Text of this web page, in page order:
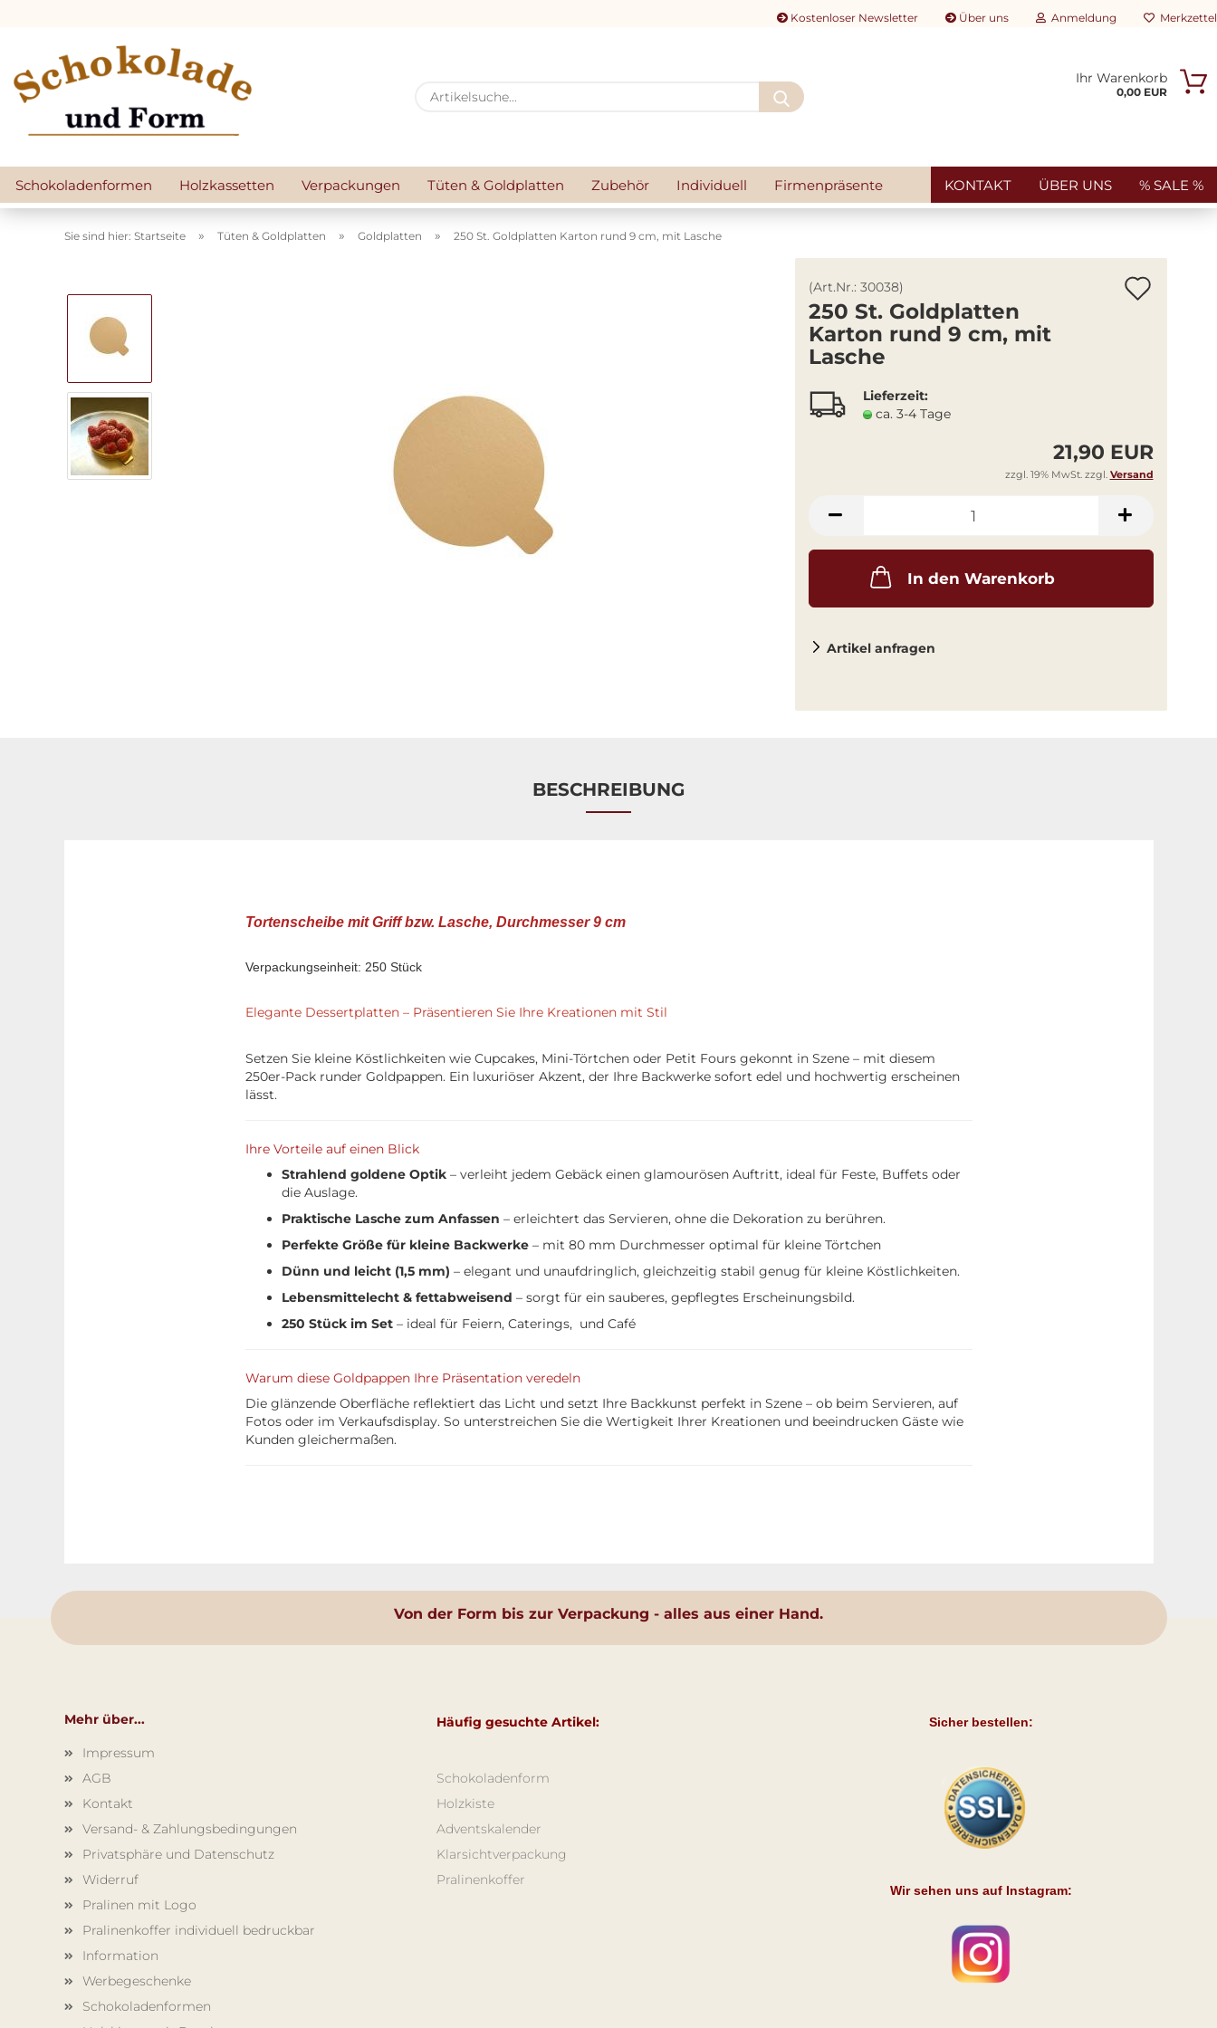
Kostenloser Newsletter Über uns Anmeldung
Passwort vergessen?
Merkzettel
Artikelsuche...
Ihr Warenkorb
0,00 EUR
Schokoladenformen Holzkassetten Verpackungen Tüten & Goldplatten Zubehör Individuell Firmenpräsente KONTAKT ÜBER UNS % SALE %
Sie sind hier: Startseite » Tüten & Goldplatten » Goldplatten » 250 St. Goldplatten Karton rund 9 cm, mit Lasche
(Art.Nr.: 30038)
250 St. Goldplatten
Karton rund 9 cm, mit
Lasche
Lieferzeit:
ca. 3-4 Tage
21,90 EUR
zzgl. 19% MwSt. zzgl. Versand
In den Warenkorb
Artikel anfragen
BESCHREIBUNG
Tortenscheibe mit Griff bzw. Lasche, Durchmesser 9 cm
Verpackungseinheit: 250 Stück
Elegante Dessertplatten – Präsentieren Sie Ihre Kreationen mit Stil
Setzen Sie kleine Köstlichkeiten wie Cupcakes, Mini-Törtchen oder Petit Fours gekonnt in Szene – mit diesem
250er-Pack runder Goldpappen. Ein luxuriöser Akzent, der Ihre Backwerke sofort edel und hochwertig erscheinen
lässt.
Ihre Vorteile auf einen Blick
Strahlend goldene Optik– verleiht jedem Gebäck einen glamourösen Auftritt, ideal für Feste, Buffets oder
die Auslage.
Praktische Lasche zum Anfassen – erleichtert das Servieren, ohne die Dekoration zu berühren.
Perfekte Größe für kleine Backwerke– mit 80 mm Durchmesser optimal für kleine Törtchen
Dünn und leicht (1,5 mm) – elegant und unaufdringlich, gleichzeitig stabil genug für kleine Köstlichkeiten.
Lebensmittelecht & fettabweisend – sorgt für ein sauberes, gepflegtes Erscheinungsbild.
250 Stück im Set– ideal für Feiern, Caterings, und Café
Warum diese Goldpappen Ihre Präsentation veredeln
Die glänzende Oberfläche reflektiert das Licht und setzt Ihre Backkunst perfekt in Szene – ob beim Servieren, auf
Fotos oder im Verkaufsdisplay. So unterstreichen Sie die Wertigkeit Ihrer Kreationen und beeindrucken Gäste wie
Kunden gleichermaßen.
Von der Form bis zur Verpackung - alles aus einer Hand.
Mehr über...
Impressum
AGB
Kontakt
Versand- & Zahlungsbedingungen
Privatsphäre und Datenschutz
Widerruf
Pralinen mit Logo
Pralinenkoffer individuell bedruckbar
Information
Werbegeschenke
Schokoladenformen
Häufig gesuchte Artikel:
Schokoladenform
Holzkiste
Adventskalender
Klarsichtverpackung
Pralinenkoffer
Sicher bestellen:
Wir sehen uns auf Instagram: